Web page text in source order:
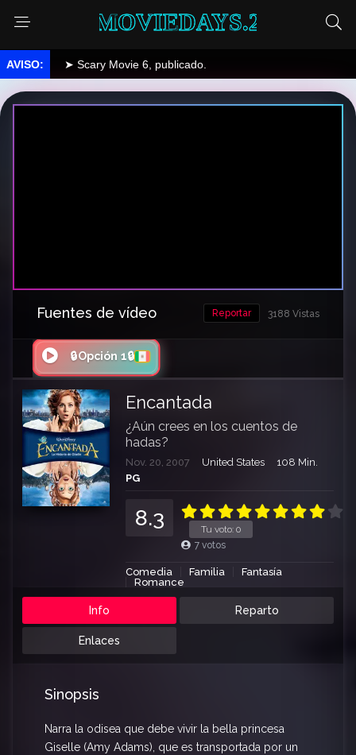
MOVIEDAYS.2
➤ Scary Movie 6, publicado.
Fuentes de vídeo 3188 Vistas
Reportar
🔒Opción 1🔒
Encantada
¿Aún crees en los cuentos de
hadas?
Nov. 20, 2007 United States
108 Min.
PG
Tu voto: 0
8.3
7 votos
Comedia Familia
Fantasía
Romance
Info Reparto
Enlaces
Sinopsis
Narra la odisea que debe vivir la bella princesa
Giselle (Amy Adams), que es transportada por un